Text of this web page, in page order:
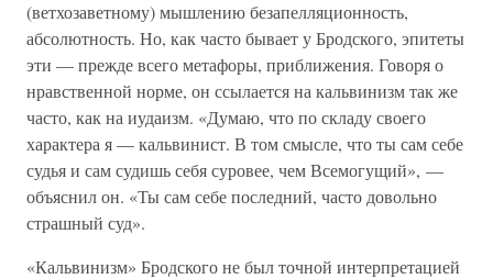
(ветхозаветному) мышлению безапелляционность,
абсолютность. Но, как часто бывает у Бродского, эпитеты
эти — прежде всего метафоры, приближения. Говоря о
нравственной норме, он ссылается на кальвинизм так же
часто, как на иудаизм. «Думаю, что по складу своего
характера я — кальвинист. В том смысле, что ты сам себе
судья и сам судишь себя суровее, чем Всемогущий», —
объяснил он. «Ты сам себе последний, часто довольно
страшный суд».
«Кальвинизм» Бродского не был точной интерпретацией